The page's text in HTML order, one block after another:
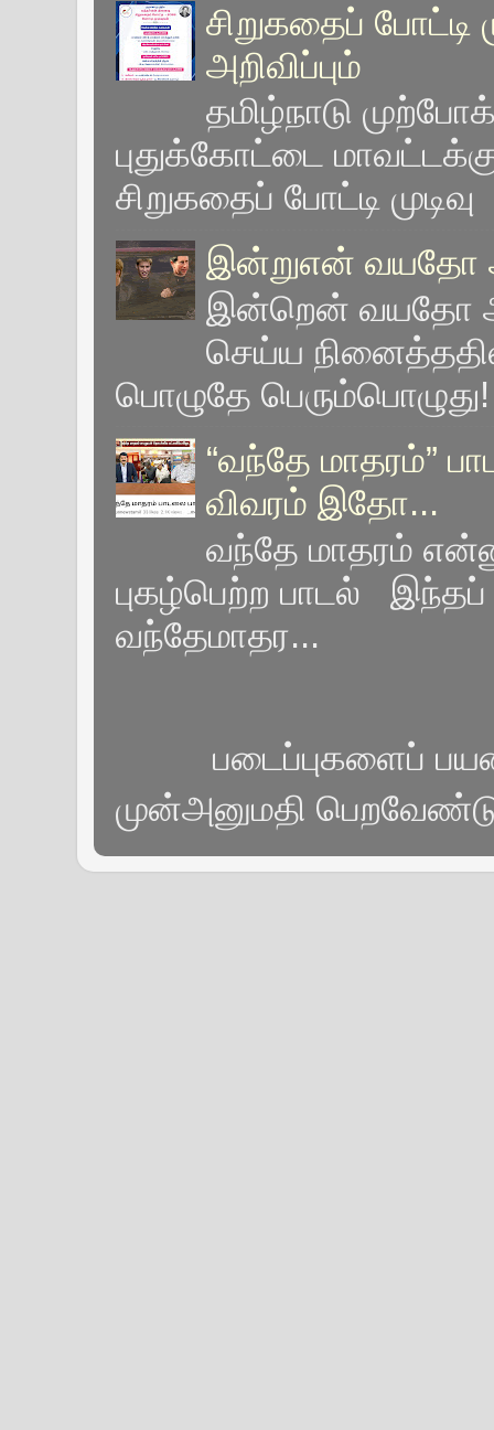
சிறுகதைப் போட்டி
அறிவிப்பும்
தமிழ்நாடு
புதுக்கோட்டை
சிறுகதைப் போட்டி
இன்றுஎன் வயதோ
இன்றென் வயதோ
செய்ய
பொழுதே
“வந்தே மாதரம்”
விவரம் இதோ...
வந்தே மாதரம்
புகழ்பெற்ற பாடல் இந்தப்
வந்தேமாதர...
படைப்புகளைப்
முன்அனுமதி